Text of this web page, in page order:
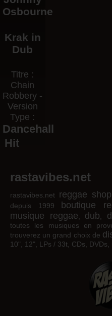
Osbourne
Krak in
Dub
Titre :
Chain
Robbery -
Version
Type :
Dancehall
Hit
rastavibes.net
rastavibes.net reggae shop
depuis 1999 boutique
musique reggae dub
toutes les musiques en
trouverez un grand choix de
10", 12", LPs / 33t, CDs,